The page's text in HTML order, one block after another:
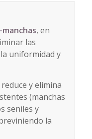
, en
las
uniformidad y
reduce y elimina
(manchas
seniles y
la